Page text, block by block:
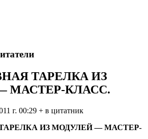
ТАРЕЛКА ИЗ
МАСТЕР-КЛАСС.
г. 00:29 + в цитатник
ИЗ МОДУЛЕЙ — МАСТЕР-